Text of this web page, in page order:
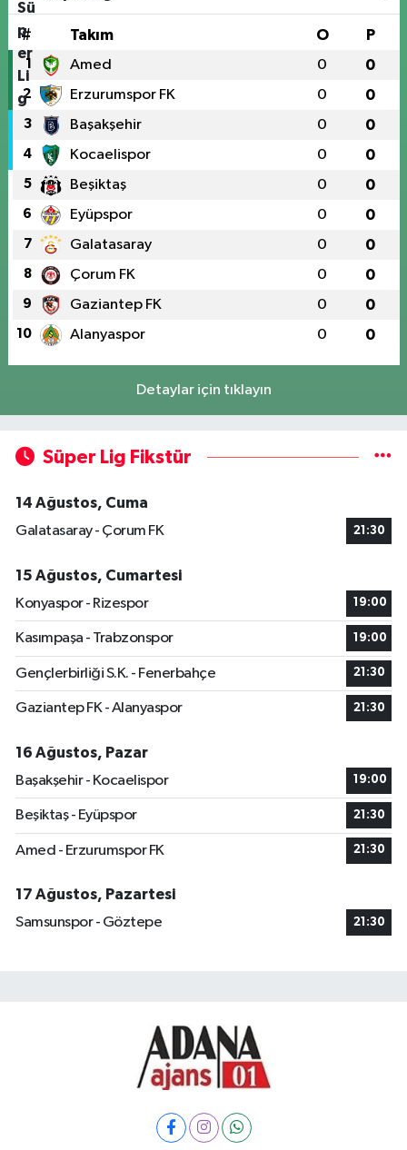
# Takım O P
1 Amed 0 0
2 Erzurumspor FK 0 0
3 Başakşehir 0 0
4 Kocaelispor 0 0
5 Beşiktaş 0 0
6 Eyüpspor 0 0
7 Galatasaray 0 0
8 Çorum FK 0 0
9 Gaziantep FK 0 0
10 Alanyaspor 0 0
Detaylar için tıklayın
Süper Lig Fikstür
14 Ağustos, Cuma
Galatasaray - Çorum FK
21:30
15 Ağustos, Cumartesi
Konyaspor - Rizespor
19:00
Kasımpaşa - Trabzonspor 19:00
Gençlerbirliği S.K. - Fenerbahçe 21:30
Gaziantep FK - Alanyaspor 21:30
16 Ağustos, Pazar
Başakşehir - Kocaelispor
19:00
Beşiktaş - Eyüpspor 21:30
Amed - Erzurumspor FK 21:30
17 Ağustos, Pazartesi
Samsunspor - Göztepe
21:30